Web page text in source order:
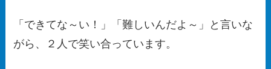
「できてな～い！」「難しいんだよ～」と言いな
がら、２人で笑い合っています。